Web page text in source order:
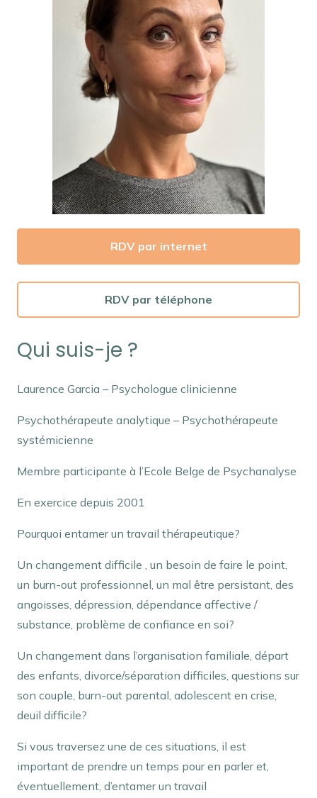
RDV par internet
RDV par téléphone
Qui suis-je ?
Laurence Garcia – Psychologue clinicienne
Psychothérapeute analytique – Psychothérapeute
systémicienne
Membre participante à l’Ecole Belge de Psychanalyse
En exercice depuis 2001
Pourquoi entamer un travail thérapeutique?
Un changement difficile , un besoin de faire le point,
un burn-out professionnel, un mal être persistant, des
angoisses, dépression, dépendance affective /
substance, problème de confiance en soi?
Un changement dans l’organisation familiale, départ
des enfants, divorce/séparation difficiles, questions sur
son couple, burn-out parental, adolescent en crise,
deuil difficile?
Si vous traversez une de ces situations, il est
important de prendre un temps pour en parler et,
éventuellement, d’entamer un travail